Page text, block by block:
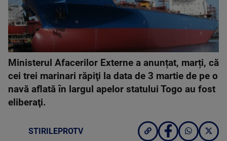
Ministerul Afacerilor Externe a anunțat, marți, că
cei trei marinari răpiţi la data de 3 martie de pe o
navă aflată în largul apelor statului Togo au fost
eliberaţi.
STIRILEPROTV